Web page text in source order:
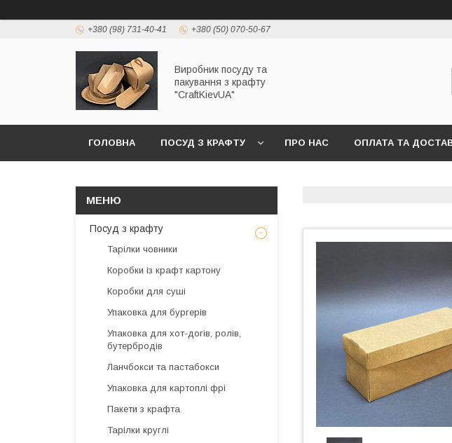
+380 (98) 731-40-41 +380 (50) 070-50-67
Виробник посуду та
пакування з крафту
"CraftKievUA"
ГОЛОВНА ПОСУД З КРАФТУ ПРО НАС ОПЛАТА ТА
Посуд з крафту
Тарілки човники
Коробки із крафт картону
Коробки для суші
Упаковка для бургерів
Упаковка для хот-догів, ролів,
бутербродів
Ланчбокси та пастабокси
Упаковка для картоплі фрі
Пакети з крафта
Тарілки круглі